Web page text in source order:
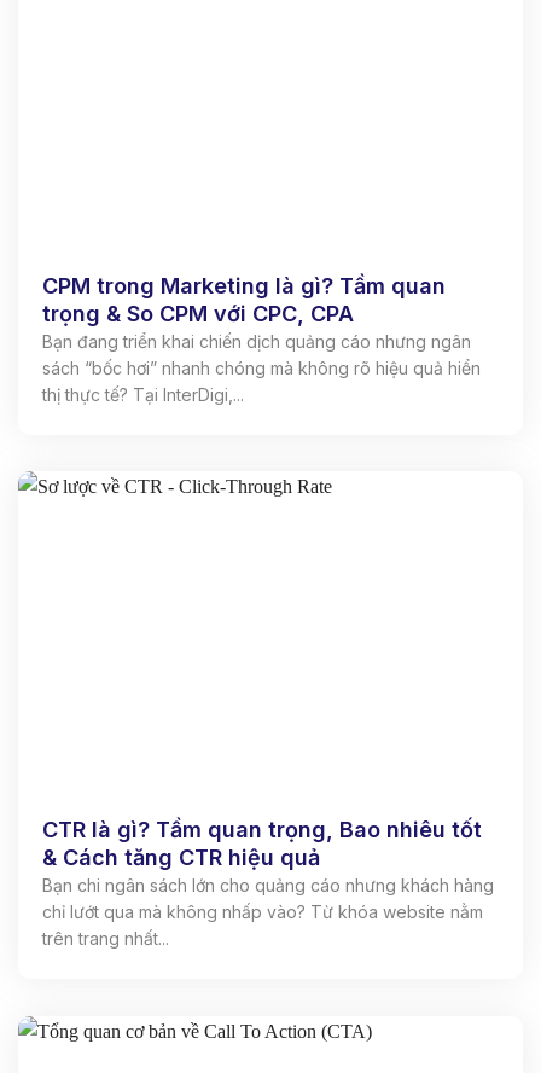
CPM trong Marketing là gì? Tầm quan
trọng & So CPM với CPC, CPA
Bạn đang triển khai chiến dịch quảng cáo nhưng ngân
sách “bốc hơi” nhanh chóng mà không rõ hiệu quả hiển
thị thực tế? Tại InterDigi,...
CTR là gì? Tầm quan trọng, Bao nhiêu tốt
& Cách tăng CTR hiệu quả
Bạn chi ngân sách lớn cho quảng cáo nhưng khách hàng
chỉ lướt qua mà không nhấp vào? Từ khóa website nằm
trên trang nhất...